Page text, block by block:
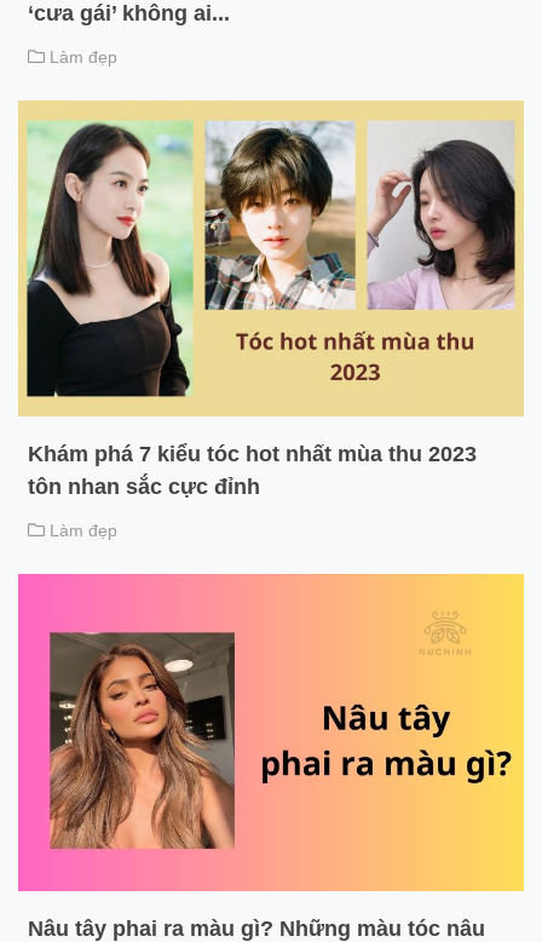
‘cưa gái’ không ai...
Làm đẹp
Khám phá 7 kiểu tóc hot nhất mùa thu 2023
tôn nhan sắc cực đỉnh
Làm đẹp
Nâu tây phai ra màu gì? Những màu tóc nâu